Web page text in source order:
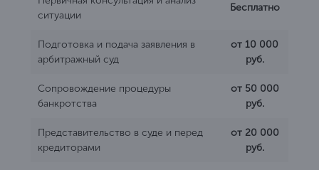
ситуации
Бесплатно
Подготовка и подача заявления в
арбитражный суд
от 10 000
руб.
Сопровождение процедуры
банкротства
от 50 000
руб.
Представительство в суде и перед
кредиторами
от 20 000
руб.